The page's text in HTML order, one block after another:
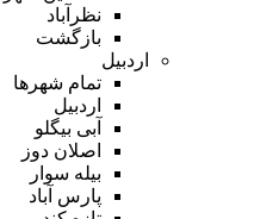
نظرآباد
بازگشت
اردبیل
تمام شهر‌ها
اردبیل
آبی بیگلو
اصلان دوز
بیله سوار
پارس آباد